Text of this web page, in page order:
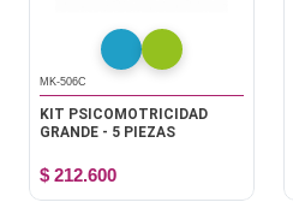
MK-506C
KIT PSICOMOTRICIDAD
GRANDE - 5 PIEZAS
$ 212.600